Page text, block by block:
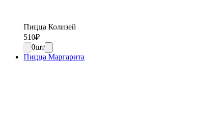
Пицца Колизей
510₽
0шт
Пицца Маргарита